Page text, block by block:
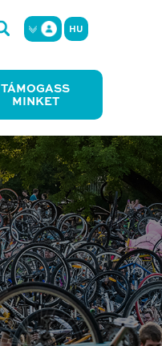
HU
TÁMOGASS
MINKET